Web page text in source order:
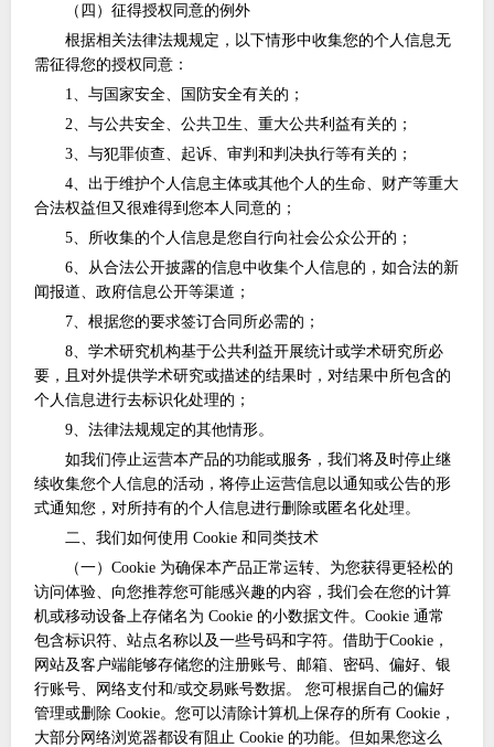
（四）征得授权同意的例外
根据相关法律法规规定，以下情形中收集您的个人信息无
需征得您的授权同意：
1、与国家安全、国防安全有关的；
2、与公共安全、公共卫生、重大公共利益有关的；
3、与犯罪侦查、起诉、审判和判决执行等有关的；
4、出于维护个人信息主体或其他个人的生命、财产等重大
合法权益但又很难得到您本人同意的；
5、所收集的个人信息是您自行向社会公众公开的；
6、从合法公开披露的信息中收集个人信息的，如合法的新
闻报道、政府信息公开等渠道；
7、根据您的要求签订合同所必需的；
8、学术研究机构基于公共利益开展统计或学术研究所必
要，且对外提供学术研究或描述的结果时，对结果中所包含的
个人信息进行去标识化处理的；
9、法律法规规定的其他情形。
如我们停止运营本产品的功能或服务，我们将及时停止继
续收集您个人信息的活动，将停止运营信息以通知或公告的形
式通知您，对所持有的个人信息进行删除或匿名化处理。
二、我们如何使用 Cookie 和同类技术
（一）Cookie 为确保本产品正常运转、为您获得更轻松的
访问体验、向您推荐您可能感兴趣的内容，我们会在您的计算
机或移动设备上存储名为 Cookie 的小数据文件。Cookie 通常
包含标识符、站点名称以及一些号码和字符。借助于Cookie，
网站及客户端能够存储您的注册账号、邮箱、密码、偏好、银
行账号、网络支付和/或交易账号数据。 您可根据自己的偏好
管理或删除 Cookie。您可以清除计算机上保存的所有 Cookie，
大部分网络浏览器都设有阻止 Cookie 的功能。但如果您这么